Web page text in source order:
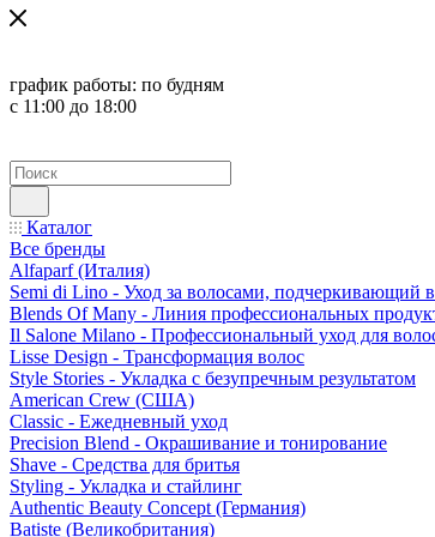
график работы: по будням
с 11:00 до 18:00
Каталог
Все бренды
Alfaparf (Италия)
Semi di Lino - Уход за волосами, подчеркивающий
Blends Of Many - Линия профессиональных
Il Salone Milano - Профессиональный уход для
Lisse Design - Трансформация волос
Style Stories - Укладка с безупречным результатом
American Crew (США)
Classic - Ежедневный уход
Precision Blend - Окрашивание и тонирование
Shave - Средства для бритья
Styling - Укладка и стайлинг
Authentic Beauty Concept (Германия)
Batiste (Великобритания)